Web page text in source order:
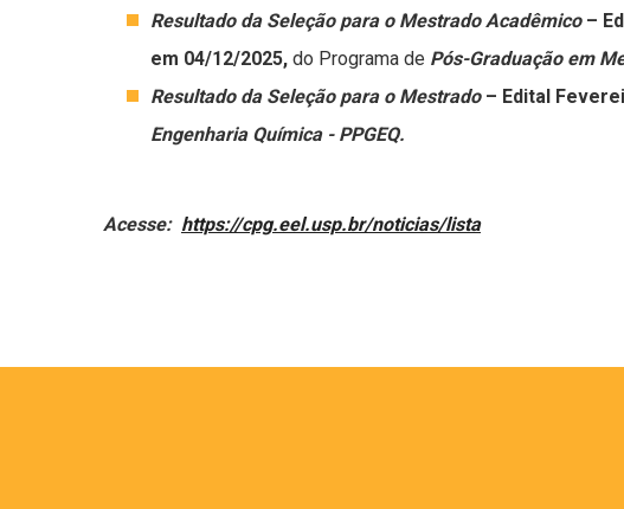
Resultado da Seleção para o Mestrado Acadêmico –
em 04/12/2025, do Programa de Pós-Graduação em
Resultado da Seleção para o Mestrado – Edital
Engenharia Química - PPGEQ.
Acesse: https://cpg.eel.usp.br/noticias/lista